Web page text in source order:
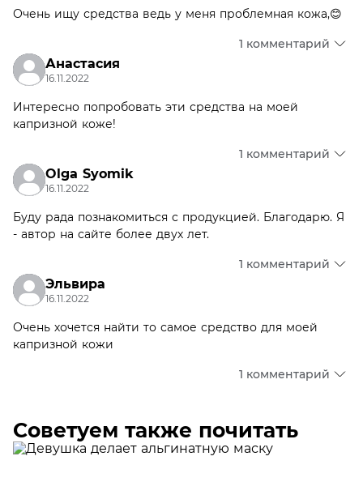
Очень ищу средства ведь у меня проблемная кожа,😊
1 комментарий
Анастасия
16.11.2022
Интересно попробовать эти средства на моей
капризной коже!
1 комментарий
Olga Syomik
16.11.2022
Буду рада познакомиться с продукцией. Благодарю. Я
- автор на сайте более двух лет.
1 комментарий
Эльвира
16.11.2022
Очень хочется найти то самое средство для моей
капризной кожи
1 комментарий
Советуем также почитать